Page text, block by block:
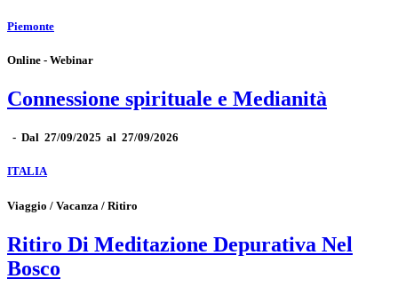
Piemonte
Online - Webinar
Connessione spirituale e Medianità
- Dal 27/09/2025 al 27/09/2026
ITALIA
Viaggio / Vacanza / Ritiro
Ritiro Di Meditazione Depurativa Nel
Bosco